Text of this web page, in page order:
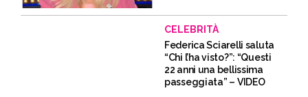
CELEBRITÀ
Federica Sciarelli saluta
“Chi l’ha visto?”: “Questi
22 anni una bellissima
passeggiata” – VIDEO